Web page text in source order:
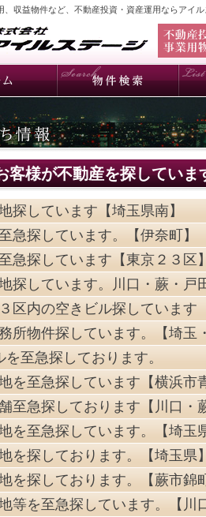
、収益物件など、不動産投資・資産運用ならアイ
客様が不動産を探していま
探しています【埼玉県南】
急探しています。【伊奈町】
急探しています【東京２３区
探しています。川口・蕨・戸
区内の空きビル探しています
所物件探しています。【埼玉
を至急探しております。
を至急探しています【横浜市
至急探しております【川口・
を至急探しています。【埼玉
を探しております。【埼玉県
を探しております。【蕨市錦
等を至急探しています。【川